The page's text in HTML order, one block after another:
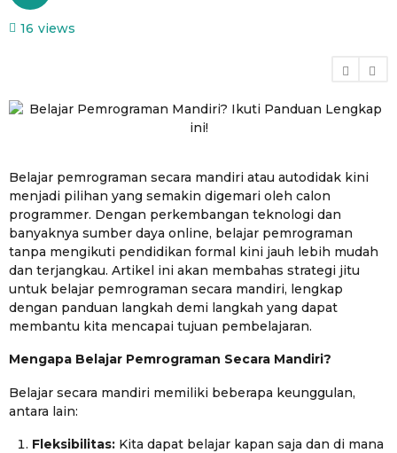
n
g
16 views
Belajar pemrograman secara mandiri atau autodidak kini
menjadi pilihan yang semakin digemari oleh calon
programmer. Dengan perkembangan teknologi dan
banyaknya sumber daya online, belajar pemrograman
tanpa mengikuti pendidikan formal kini jauh lebih mudah
dan terjangkau. Artikel ini akan membahas strategi jitu
untuk belajar pemrograman secara mandiri, lengkap
dengan panduan langkah demi langkah yang dapat
membantu kita mencapai tujuan pembelajaran.
Mengapa Belajar Pemrograman Secara Mandiri?
Belajar secara mandiri memiliki beberapa keunggulan,
antara lain:
Fleksibilitas: Kita dapat belajar kapan saja dan di mana